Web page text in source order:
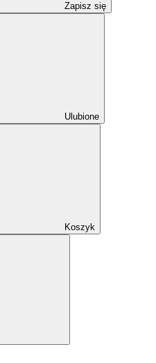
Zapisz się
Ulubione
Koszyk